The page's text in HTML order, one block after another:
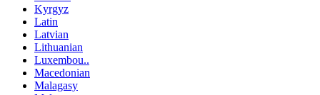
Kyrgyz
Latin
Latvian
Lithuanian
Luxembou..
Macedonian
Malagasy